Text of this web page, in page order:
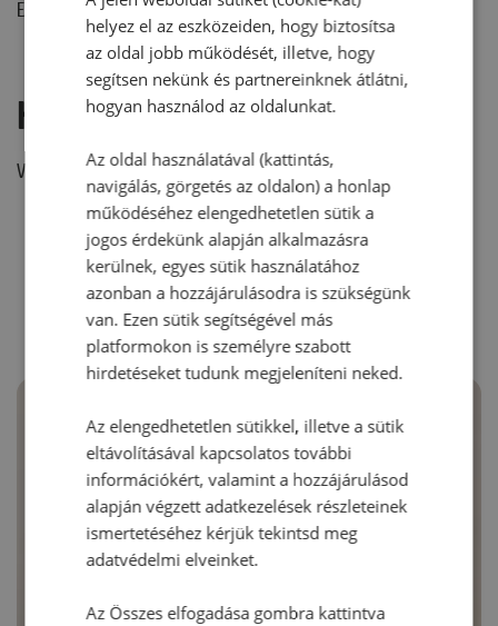
Ehhez a recepthez még nem érkezett hozzászólás.
Hozzászólás írása
Vélemény írásához, kérjük,jelentkezz be!
RECEPTAJÁNLÓ
helyez el az eszközeiden, hogy biztosítsa
az oldal jobb működését, illetve, hogy
segítsen nekünk és partnereinknek átlátni,
hogyan használod az oldalunkat.
Az oldal használatával (kattintás,
navigálás, görgetés az oldalon) a honlap
működéséhez elengedhetetlen sütik a
jogos érdekünk alapján alkalmazásra
kerülnek, egyes sütik használatához
azonban a hozzájárulásodra is szükségünk
van. Ezen sütik segítségével más
platformokon is személyre szabott
hirdetéseket tudunk megjeleníteni neked.
Az elengedhetetlen sütikkel, illetve a sütik
eltávolításával kapcsolatos további
információkért, valamint a hozzájárulásod
alapján végzett adatkezelések részleteinek
ismertetéséhez kérjük tekintsd meg
adatvédelmi elveinket.
Az Összes elfogadása gombra kattintva